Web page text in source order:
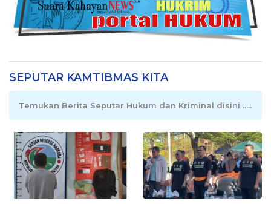
SEPUTAR KAMTIBMAS KITA
Temukan Berita Seputar Hukum dan Kriminal disini .....